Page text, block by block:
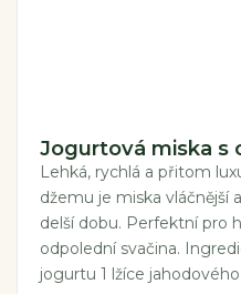
Jogurtová miska s
Lehká, rychlá a přitom
džemu je miska vláčnější
delší dobu. Perfektní pro
odpolední svačina.
jogurtu 1 lžíce jahodového